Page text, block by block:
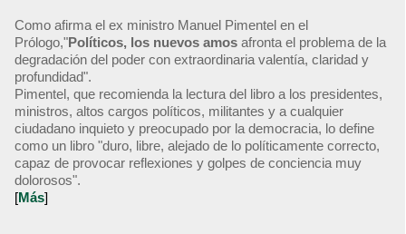
Como afirma el ex ministro Manuel Pimentel en el
Prólogo,"Políticos, los nuevos amos afronta el problema de la
degradación del poder con extraordinaria valentía, claridad y
profundidad".
Pimentel, que recomienda la lectura del libro a los presidentes,
ministros, altos cargos políticos, militantes y a cualquier
ciudadano inquieto y preocupado por la democracia, lo define
como un libro "duro, libre, alejado de lo políticamente correcto,
capaz de provocar reflexiones y golpes de conciencia muy
dolorosos".
[Más]